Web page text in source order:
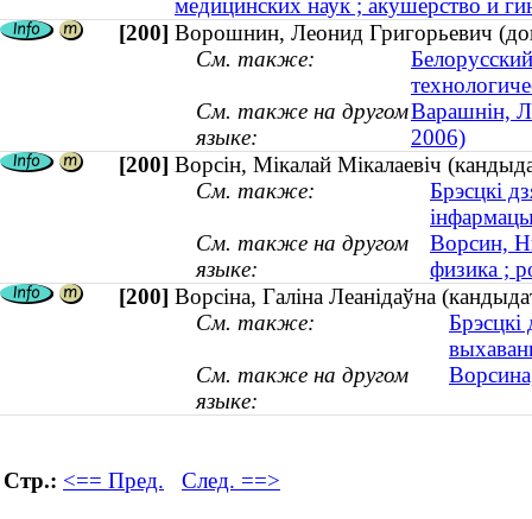
медицинских наук ; акушерство и
[200] Ворошнин, Леонид Григорьевич
См. также:
См. также на другом
языке:
Варашнін,
2006)
[200] Ворсін, Мікалай Мікалаевіч
См. также:
Брэсцкі
См. также на другом
языке:
Ворсин,
физика ;
[200] Ворсіна, Галіна Леанідаўна
См. также:
Брэсцкі
См. также на другом
языке:
Стр.: <== Пред. След. ==>